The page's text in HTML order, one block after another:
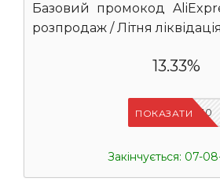
Базовий промокод
розпродаж / Літня
13.33%
UASC10
ПОКАЗАТИ
Закінчується: 07-